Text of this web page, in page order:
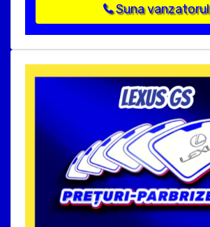
Suna vanzatorul